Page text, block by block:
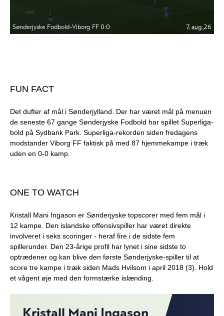
FUN FACT
Det dufter af mål i Sønderjylland. Der har været mål på menuen
de seneste 67 gange Sønderjyske Fodbold har spillet Superliga-
bold på Sydbank Park. Superliga-rekorden siden fredagens
modstander Viborg FF faktisk på med 87 hjemmekampe i træk
uden en 0-0 kamp.
ONE TO WATCH
Kristall Mani Ingason er Sønderjyske topscorer med fem mål i
12 kampe. Den islandske offensivspiller har været direkte
involveret i seks scoringer - heraf fire i de sidste fem
spillerunder. Den 23-årige profil har lynet i sine sidste to
optrædener og kan blive den første Sønderjyske-spiller til at
score tre kampe i træk siden Mads Hvilsom i april 2018 (3). Hold
et vågent øje med den formstærke islænding.